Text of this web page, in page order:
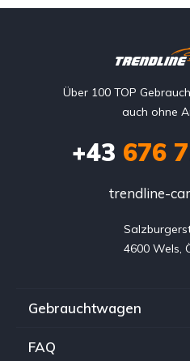
Über 100 TOP
auch ohne
+43 676
trendline-
4600 Wels,
Gebrauchtwagen
FAQ